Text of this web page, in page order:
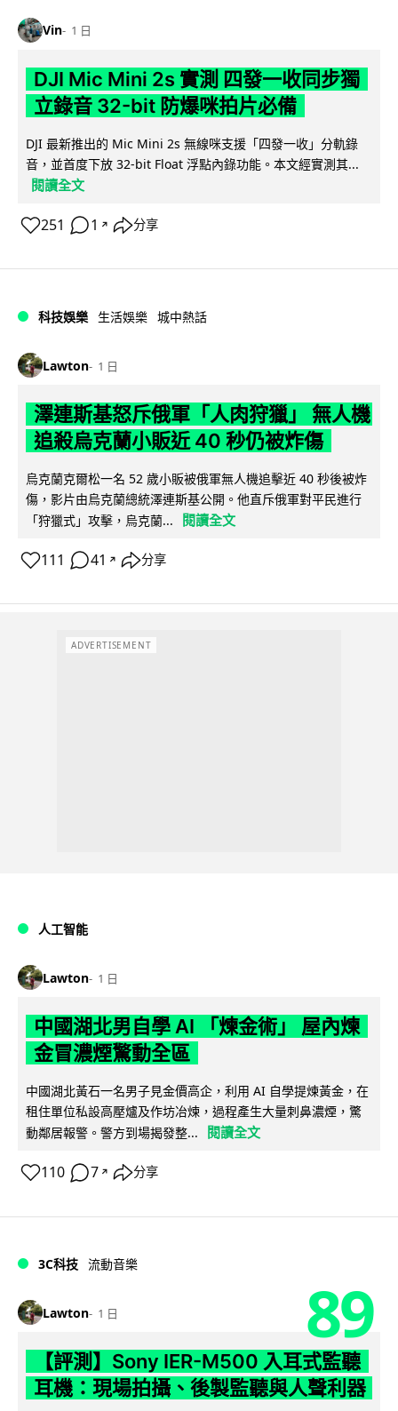
Vin 1 日
DJI Mic Mini 2s 實測 四發一收同步獨
立錄音 32-bit 防爆咪拍片必備
DJI 最新推出的 Mic Mini 2s 無線咪支援「四發一收」分軌錄
音，並首度下放 32-bit Float 浮點內錄功能。本文經實測其...
閱讀全文
251 1 ↗ 分享
科技娛樂 生活娛樂 城中熱話
Lawton 1 日
澤連斯基怒斥俄軍「人肉狩獵」 無人機
追殺烏克蘭小販近 40 秒仍被炸傷
烏克蘭克爾松一名 52 歲小販被俄軍無人機追擊近 40 秒後被炸
傷，影片由烏克蘭總統澤連斯基公開。他直斥俄軍對平民進行
「狩獵式」攻擊，烏克蘭...
閱讀全文
111 41 ↗ 分享
ADVERTISEMENT
人工智能
Lawton 1 日
中國湖北男自學 AI 「煉金術」 屋內煉
金冒濃煙驚動全區
中國湖北黃石一名男子見金價高企，利用 AI 自學提煉黃金，在
租住單位私設高壓爐及作坊冶煉，過程產生大量刺鼻濃煙，驚
動鄰居報警。警方到場揭發整...
閱讀全文
110 7 ↗ 分享
3C科技 流動音樂
Lawton 1 日 89
【評測】Sony IER-M500 入耳式監聽
耳機：現場拍攝、後製監聽與人聲利器